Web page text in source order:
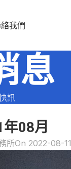
我們
息
訊
08月
所On 2022-08-11